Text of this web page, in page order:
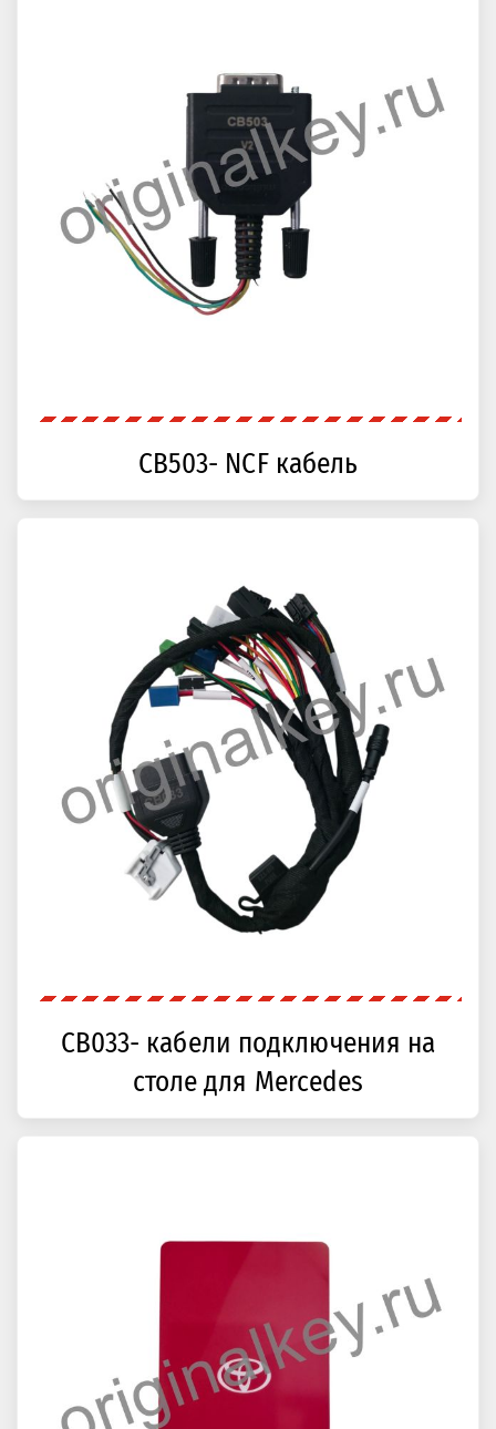
CB503- NCF кабель
CB033- кабели подключения на
столе для Mercedes